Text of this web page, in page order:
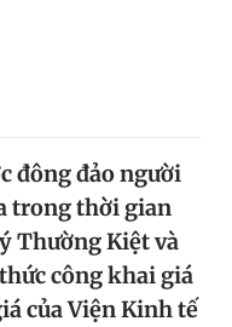
đông đảo người
trong thời gian
Thường Kiệt và
công khai giá
của Viện Kinh tế